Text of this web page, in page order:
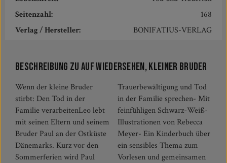
Seitenzahl:
168
Verlag / Hersteller:
BONIFATIUS-VERLAG
Beschreibung zu Auf Wiedersehen, kleiner Bruder
Wenn der kleine Bruder
stirbt: Den Tod in der
Familie verarbeitenLeo lebt
mit seinen Eltern und seinem
Bruder Paul an der Ostküste
Dänemarks. Kurz vor den
Sommerferien wird Paul
Trauerbewältigung und Tod
in der Familie sprechen- Mit
feinfühligen Schwarz-Weiß-
Illustrationen von Rebecca
Meyer- Ein Kinderbuch über
ein sensibles Thema zum
Vorlesen und gemeinsamen